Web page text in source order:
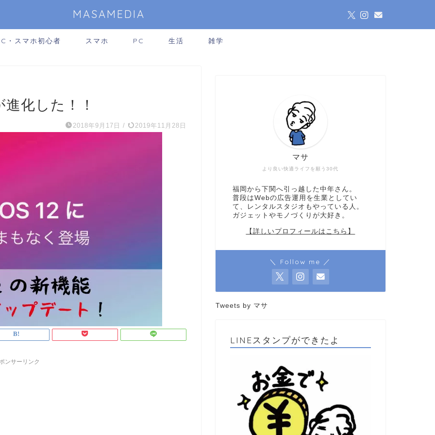
MASAMEDIA
・スマホ初心者 スマホ PC 生活 雑学
化した！！
2018年9月17日 / 2019年11月28日
ンサーリンク
より良い快適ライフを願う30代
マサ
福岡から下関へ引っ越した中年さん。
普段はWebの広告運用を生業としてい
て、レンタルスタジオもやっている人。
ガジェットやモノづくりが大好き。
【詳しいプロフィールはこちら】
＼ Follow me ／
Tweets by マサ
LINEスタンプができたよ